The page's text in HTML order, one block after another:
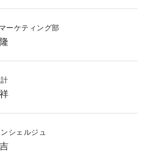
nattoku リノベ
スタッフブログ
土地情報
ーケティング部
シェルジュ